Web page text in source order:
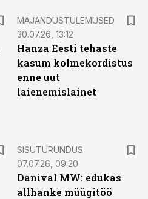
MAJANDUSTULEMUSED
30.07.26, 13:12
Hanza Eesti tehaste
kasum kolmekordistus
enne uut
laienemislainet
SISUTURUNDUS
07.07.26, 09:20
Danival MW: edukas
allhanke müügitöö